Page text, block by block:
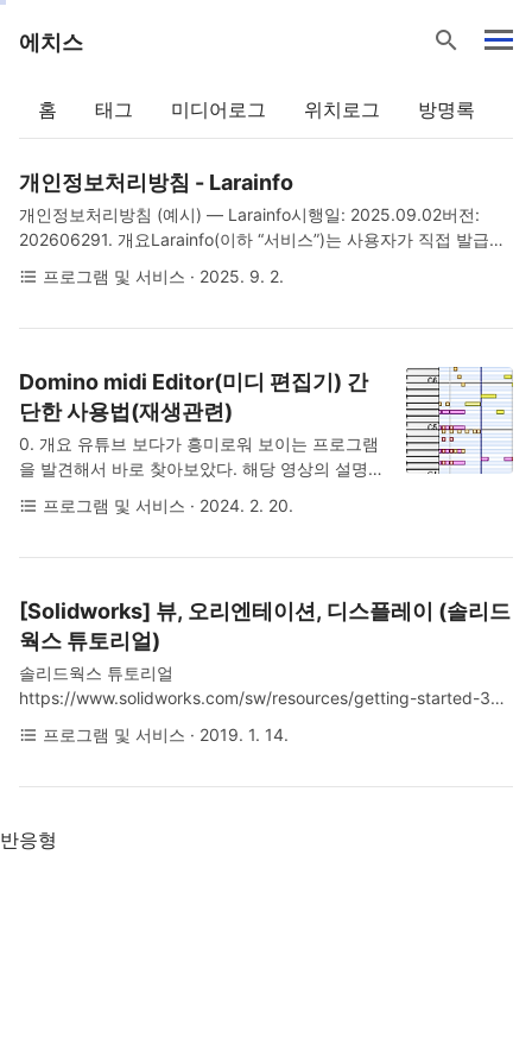
에치스 search
홈 태그 미디어로그 위치로그 방명록
개인정보처리방침 - Larainfo
개인정보처리방침 (예시) — Larainfo시행일: 2025.09.02버전:
202606291. 개요Larainfo(이하 “서비스”)는 사용자가 직접 발급받
자 단말)에서 NEXON과 직접 통신해 얻은 정보를 가공·표시하는 클
본 방침은 Larainfo가 사용자 데이터를 어떻게 처리하는지 설명합
니다.2. 개인정보의 정의본 방침에서 ‘개인정보’라 함은 서비스 이용
과정에서 제공되는 개인 식별 가능한 정보를 의미하며, 본 서비스
관점에서는 주로 다음을 의미합니다:사용자가 입력하는 정보: API
키 (예..
format_list_bulleted 프로그램 및 서비스 · 2025. 9. 2.
Domino midi Editor(미디 편집기) 간
단한 사용법(재생관련)
0. 개요 유튜브 보다가 흥미로워 보이는 프로그램
을 발견해서 바로 찾아보았다. 해당 영상의 설명란
링.dms)을 배포하고 있다. 1. 설치 일본어(공식 배
딩 문제로 한글이 표시되어야 할 곳은 여전히 깨져
보인다. 어플로케일 등으로 실행하여 해결하면 될
듯 하지만, 당장 시연에는 문제가 없으므로 그냥
사용 2. 간단 사용법 아래와 같은 사용법을 순서대
보는 방법 재생 시, 스피커에서 들리도록 설정 압
format_list_bulleted 프로그램 및 서비스 · 2024. 2. 20.
[Solidworks] 뷰, 오리엔테이션, 디스플레이 (솔리드
웍스 튜토리얼)
솔리드웍스 튜토리얼
https://www.solidworks.com/sw/resources/getting-started-3d-
Fit툴바 - Zoom to Area - 드래그 선택 한 부분 줌인툴바 - Previous
릭으로 드래그하여 선택마우스 가운데 버튼 드래그로 회전 (또는 마
format_list_bulleted 프로그램 및 서비스 · 2019. 1. 14.
반응형